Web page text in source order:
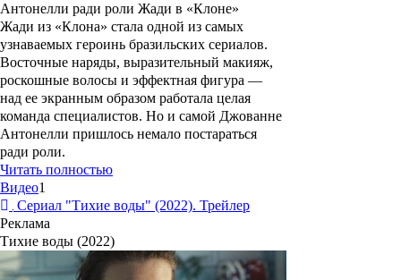
Антонелли ради роли Жади в «Клоне»
Жади из «Клона» стала одной из самых
узнаваемых героинь бразильских сериалов.
Восточные наряды, выразительный макияж,
роскошные волосы и эффектная фигура —
над ее экранным образом работала целая
команда специалистов. Но и самой Джованне
Антонелли пришлось немало постараться
ради роли.
Читать полностью
Видео1
Сериал "Тихие воды" (2022). Трейлер
Реклама
Тихие воды (2022)